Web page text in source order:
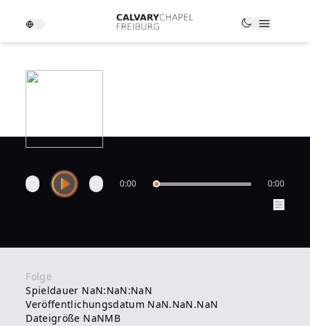
0:00 0:00
Folge
Spieldauer NaN:NaN:NaN
Veröffentlichungsdatum NaN.NaN.NaN
Dateigröße NaNMB